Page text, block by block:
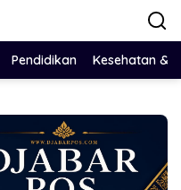
Pendidikan Kesehatan &